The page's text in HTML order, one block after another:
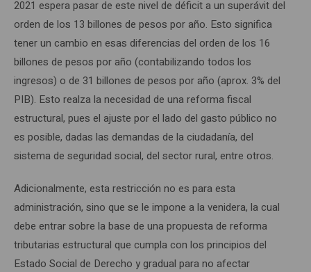
2021 espera pasar de este nivel de déficit a un superávit del
orden de los 13 billones de pesos por año. Esto significa
tener un cambio en esas diferencias del orden de los 16
billones de pesos por año (contabilizando todos los
ingresos) o de 31 billones de pesos por año (aprox. 3% del
PIB). Esto realza la necesidad de una reforma fiscal
estructural, pues el ajuste por el lado del gasto público no
es posible, dadas las demandas de la ciudadanía, del
sistema de seguridad social, del sector rural, entre otros.
Adicionalmente, esta restricción no es para esta
administración, sino que se le impone a la venidera, la cual
debe entrar sobre la base de una propuesta de reforma
tributarias estructural que cumpla con los principios del
Estado Social de Derecho y gradual para no afectar